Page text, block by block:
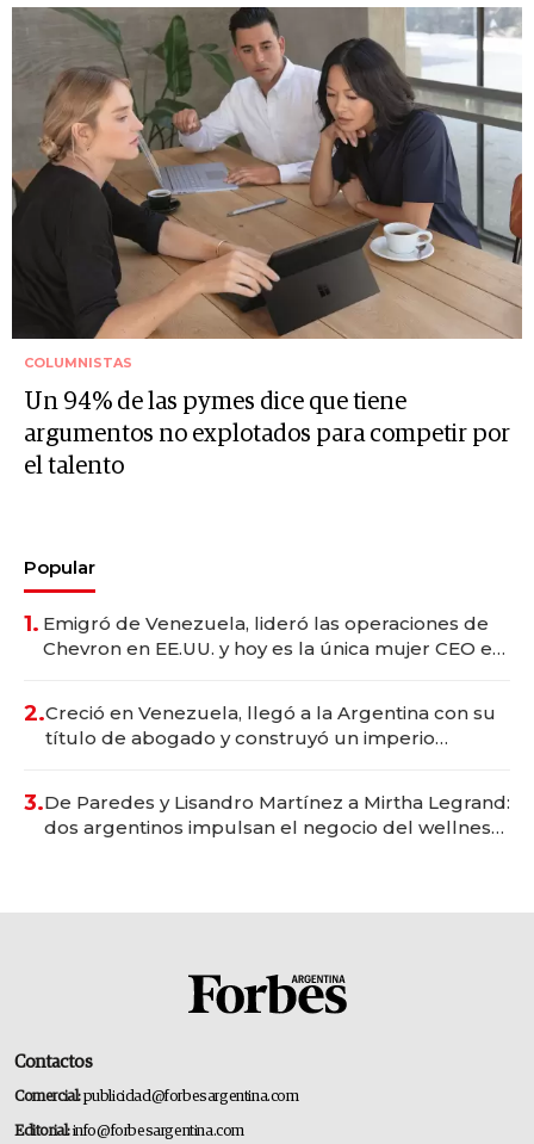
COLUMNISTAS
Un 94% de las pymes dice que tiene
argumentos no explotados para competir por
el talento
Popular
1. Emigró de Venezuela, lideró las operaciones de
Chevron en EE.UU. y hoy es la única mujer CEO en
2.Creció en Venezuela, llegó a la Argentina con su
título de abogado y construyó un imperio
3.De Paredes y Lisandro Martínez a Mirtha Legrand:
dos argentinos impulsan el negocio del wellness
Contactos
Comercial:publicidad@forbesargentina.com
Editorial:info@forbesargentina.com